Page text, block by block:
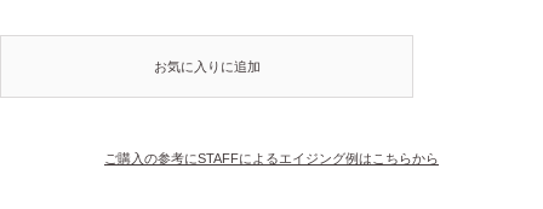
お気に入りに追加
ご購入の参考にSTAFFによるエイジング例はこちらから